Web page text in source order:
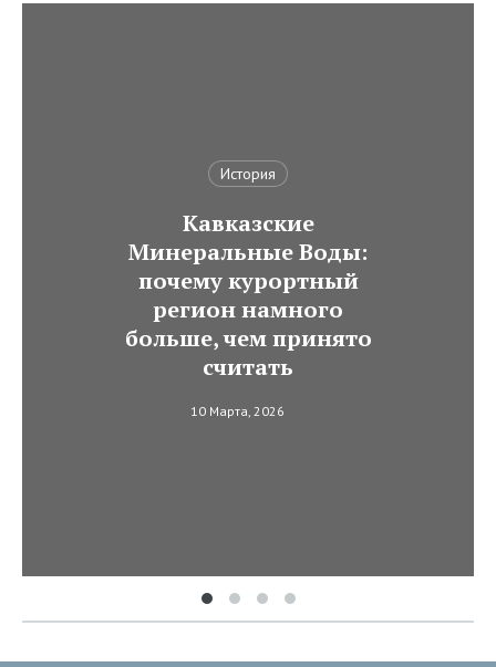
История
Кавказские
Минеральные Воды:
почему курортный
регион намного
больше, чем принято
считать
10 Марта, 2026